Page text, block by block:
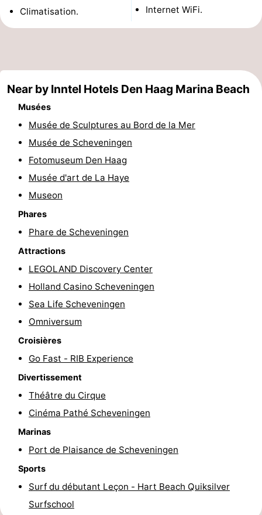
Points
Attractions
Divertissement
-
Terrains
jeux
intérieures
Villages
Nature
Visites
guidées
Sports
Faire
vélo
Terrains
golf
Peche
Sportive
Equitation
Boire
manger
Événements
Pratiques
Forum
Route
Climatisation.
Internet WiFi.
Near by Inntel Hotels Den Haag Marina Beach
Musées
Musée de Sculptures au Bord de la Mer
Musée de Scheveningen
Fotomuseum Den Haag
Musée d'art de La Haye
Museon
Phares
Phare de Scheveningen
Attractions
LEGOLAND Discovery Center
Holland Casino Scheveningen
Sea Life Scheveningen
Omniversum
Croisières
Go Fast - RIB Experience
Divertissement
Théâtre du Cirque
Cinéma Pathé Scheveningen
Marinas
Port de Plaisance de Scheveningen
Sports
Surf du débutant Leçon - Hart Beach Quiksilver
Surfschool